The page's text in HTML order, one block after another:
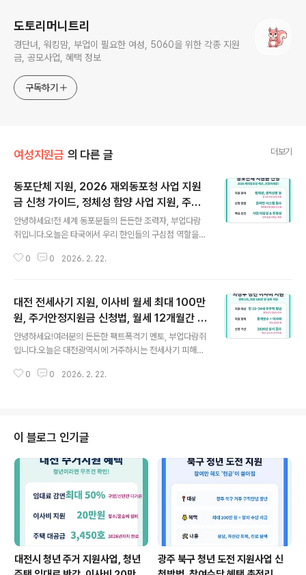
도토리머니트리
경단녀, 워킹맘, 부업이 필요한 여성, 5060을 위한 각종 지원
금, 공모사업, 혜택 정보
구독하기
여성지원금 의 다른 글 더보기
동포단체 지원, 2026 재외동포청 사업 지원
금 신청 가이드, 정체성 함양 사업 지원, 주류
사회 진출 및 권익신장, 투명한 정산이 성장의
기본
안녕하세요!전 세계 동포분들의 든든한 조력자, 부업다람
쥐입니다.오늘은 타국에서 우리 한인들의 구심점 역할을
져왔습니다.말만 '재외동포 사랑'이 아니라, 실제 단체 운영
주요 내용비고지원 대상전 세계 재외동포 단체 (비영리 목
적)친목 중심 단체 제외주요 분야한인 정체성 함양, 권익 신
장, 주류사회 진출 등6개 주요 분야신청 기간2026년 정기
접수 기간 내온라인 시스템 접수핵심 포인트자부담 비율
업 지원 여기가 이번 포스팅의 진짜 핵심이니 눈 크게 뜨고
0 0 2026. 2. 22.
대전 전세사기 지원, 이사비 월세 최대 100만
원, 주거안정지원금 신청법, 월세 12개월간 분
할 지원, 피해자 결정문은 필수
안녕하세요!여러분의 든든한 팩트폭격기 멘토, 부업다람쥐
입니다.오늘은 대전광역시에 거주하시는 전세사기 피해자
만으로도 벅찬데, 당장 이사비며 월세며 나갈 돈 때문에 밤
시 전세사기피해자 결정자 (피해 주택 소재지 대전)타 시도
이주자 포함이사비 지원최대 100만 원 (실비 지급)이사 증
빙 필수월세 지원월 최대 10만 원 (최대 12개월)총 120만
원 한도신청 기간예산 소진 시까지 (상시 접수)선착순 마감
짜 핵심이니 눈 크게 뜨고 보세요...
0 0 2026. 2. 22.
이 블로그 인기글
대전시 청년 주거 지원사업, 청년
광주 북구 청년 도전 지원사업 신